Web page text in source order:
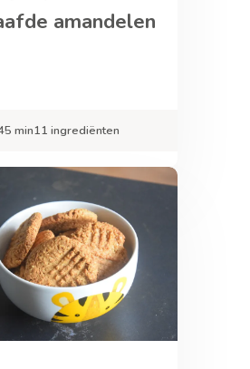
amandelen
min11 ingrediënten